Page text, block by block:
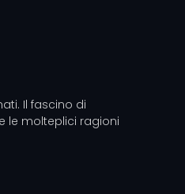
Il fascino di
le molteplici ragioni